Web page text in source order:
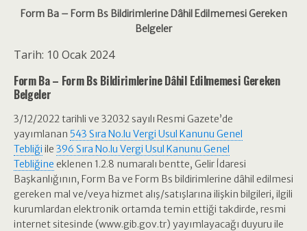
Form Ba – Form Bs Bildirimlerine Dâhil Edilmemesi Gereken
Belgeler
Tarih: 10 Ocak 2024
Form Ba – Form Bs Bildirimlerine Dâhil Edilmemesi Gereken
Belgeler
3/12/2022 tarihli ve 32032 sayılı Resmi Gazete’de
yayımlanan 543 Sıra No.lu Vergi Usul Kanunu Genel
Tebliği ile 396 Sıra No.lu Vergi Usul Kanunu Genel
Tebliğine eklenen 1.2.8 numaralı bentte, Gelir İdaresi
Başkanlığının, Form Ba ve Form Bs bildirimlerine dâhil edilmesi
gereken mal ve/veya hizmet alış/satışlarına ilişkin bilgileri, ilgili
kurumlardan elektronik ortamda temin ettiği takdirde, resmi
internet sitesinde (www.gib.gov.tr) yayımlayacağı duyuru ile